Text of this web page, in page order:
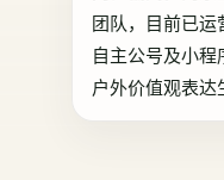
团队，目前已
自主公号及小
户外价值观表达